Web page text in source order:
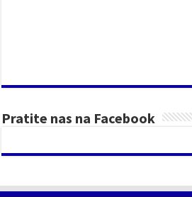
Pratite nas na Facebook